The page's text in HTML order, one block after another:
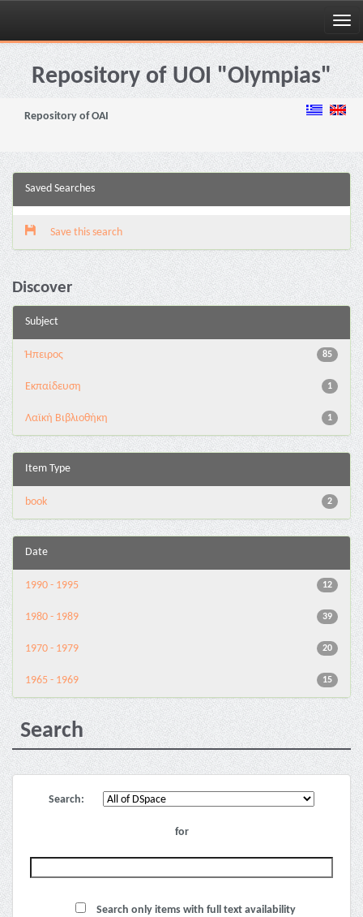
Skip
navigationRepository of UOI "Olympias"
Repository of OAI
Saved Searches
Save this search
Discover
Subject
85
Ήπειρος
1
Εκπαίδευση
1
Λαϊκή Βιβλιοθήκη
Item Type
2
book
Date
12
1990 - 1995
39
1980 - 1989
20
1970 - 1979
15
1965 - 1969
Search
Search:
for
Search only items with full text availability